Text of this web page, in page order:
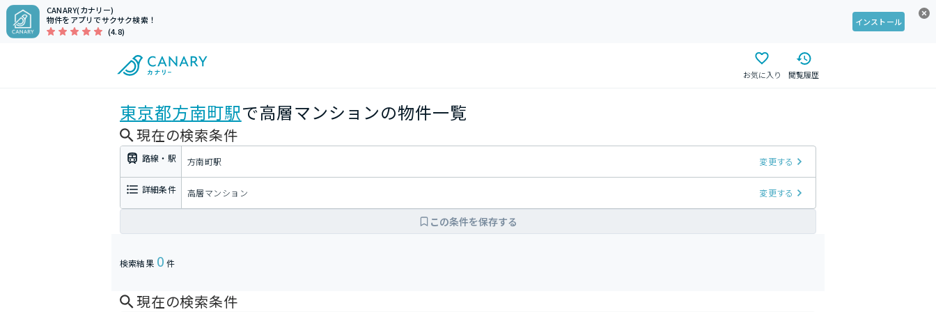
CANARY(カナリー)
物件をアプリでサクサク検索！
(4.8)
インストール
お気に入り 閲覧履歴
東京都方南町駅で高層マンションの物件一覧
現在の検索条件
路線・駅 方南町駅 変更する
詳細条件 高層マンション 変更する
この条件を保存する
検索結果 0 件
現在の検索条件